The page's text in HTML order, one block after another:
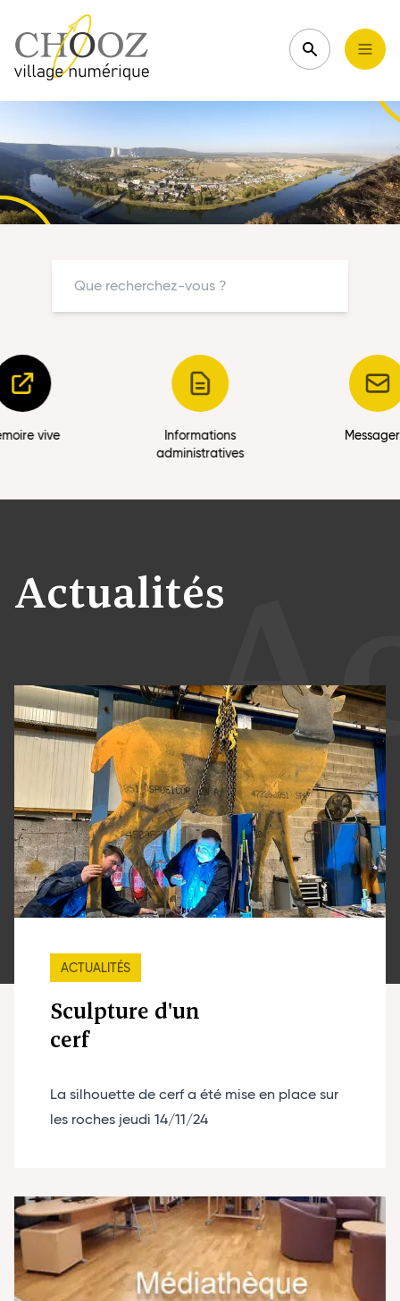
RechercheMenu
vive
Informations
administratives
Actualités
Sculpture d'un
cerf
ACTUALITÉS
La silhouette de cerf a été mise en place sur
les roches jeudi 14/11/24